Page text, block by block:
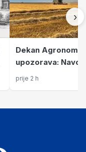
Dekan
upozorava:
posto
prije 2 h
›